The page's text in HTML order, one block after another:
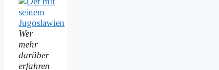
Wer
mehr
darüber
erfahren